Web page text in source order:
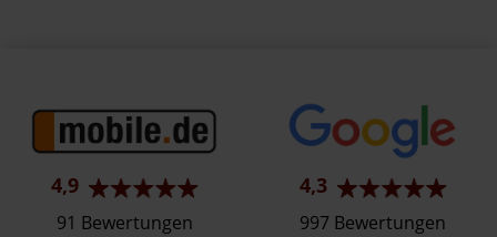
4,9
91 Bewertungen
4,3
997 Bewertungen